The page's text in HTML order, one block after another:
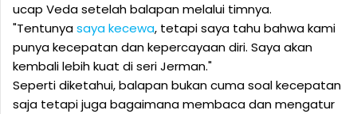
ucap Veda setelah balapan melalui timnya.
"Tentunyasaya kecewa, tetapi saya tahu bahwa kami
punya kecepatan dan kepercayaan diri. Saya akan
kembali lebih kuat di seri Jerman."
Seperti diketahui, balapan bukan cuma soal kecepatan
saja tetapi juga bagaimana membaca dan mengatur